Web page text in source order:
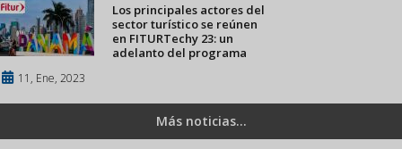
Los principales actores del
sector turístico se reúnen
en FITURTechy 23: un
adelanto del programa
11, Ene, 2023
Más noticias...